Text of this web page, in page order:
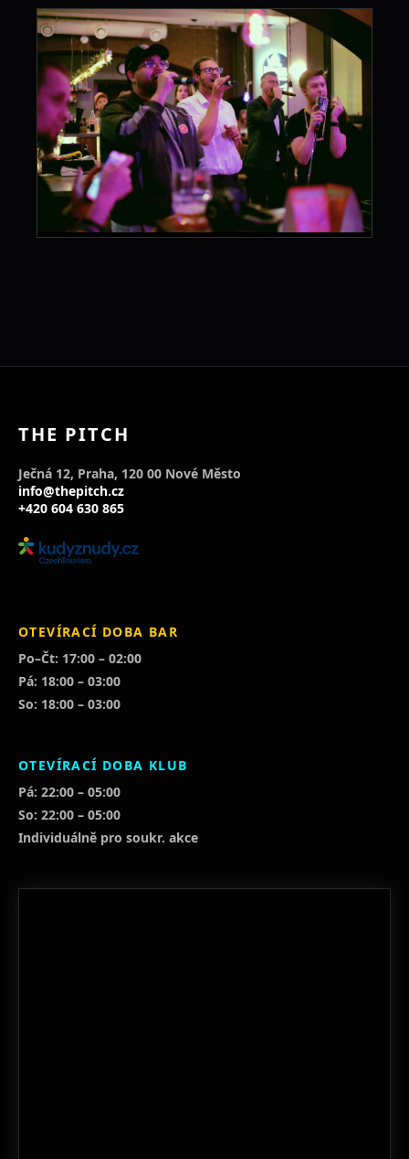
THE PITCH
Ječná 12, Praha, 120 00 Nové Město
info@thepitch.cz
+420 604 630 865
OTEVÍRACÍ DOBA BAR
Po–Čt: 17:00 – 02:00
Pá: 18:00 – 03:00
So: 18:00 – 03:00
OTEVÍRACÍ DOBA KLUB
Pá: 22:00 – 05:00
So: 22:00 – 05:00
Individuálně pro soukr. akce